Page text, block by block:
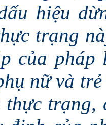
hiệu
trạng
của pháp
nữ và
thực trạng,